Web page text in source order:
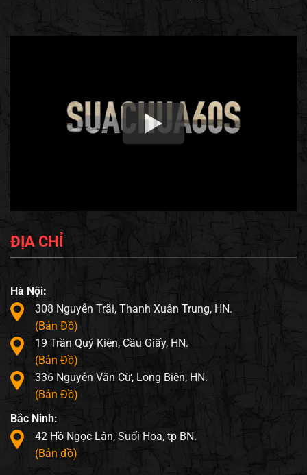
ĐỊA CHỈ
Hà Nội:
308 Nguyễn Trãi, Thanh Xuân Trung, HN.
(Bản Đồ)
19 Trần Quý Kiên, Cầu Giấy, HN.
(Bản Đồ)
336 Nguyễn Văn Cừ, Long Biên, HN.
(Bản Đồ)
Bắc Ninh:
42 Hồ Ngọc Lân, Suối Hoa, tp BN.
(Bản đồ)